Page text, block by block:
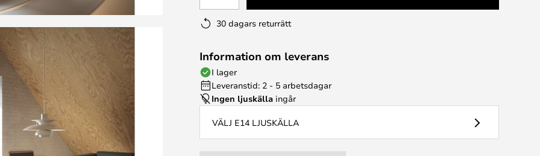
30 dagars returrätt
Information om leverans
I lager
Leveranstid: 2 - 5 arbetsdagar
Ingen ljuskälla ingår
VÄLJ E14 LJUSKÄLLA